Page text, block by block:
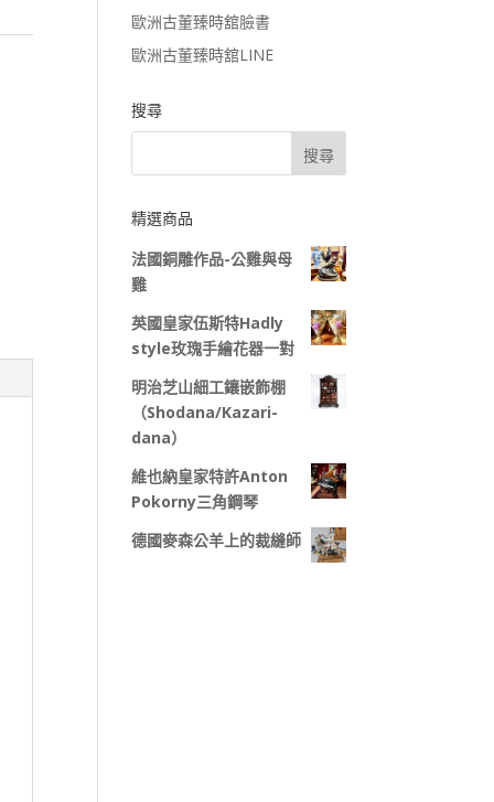
歐洲古董臻時舘臉書
歐洲古董臻時舘LINE
搜尋
精選商品
法國銅雕作品-公雞與母
雞
英國皇家伍斯特Hadly
style玫瑰手繪花器一對
明治芝山細工鑲嵌飾棚
（Shodana/Kazari-
dana）
維也納皇家特許Anton
Pokorny三角鋼琴
德國麥森公羊上的裁縫師